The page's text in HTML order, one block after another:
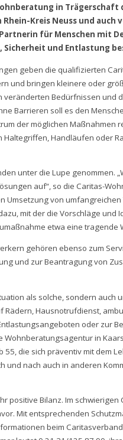
in Trägerschaft
Kreis Neuss und auch
für Menschen mit
und Entlastung
geben die qualifizierten
und bringen kleinere oder
veränderten Bedürfnissen und
Barrieren soll es den
der möglichen Maßnahmen
Handläufen oder
unter die Lupe genommen.
auf“, so die Caritas-
Umsetzung von
mit der die Vorschläge und
etwa eine tragende
gehören ebenso zum
und zur Beantragung von
als solche, sondern auch
Hausnotrufdienst,
oder zur
in
die sich präventiv mit dem
und nach auch in anderen
positive Bilanz. Im schwierigen
Mit entsprechenden
beim